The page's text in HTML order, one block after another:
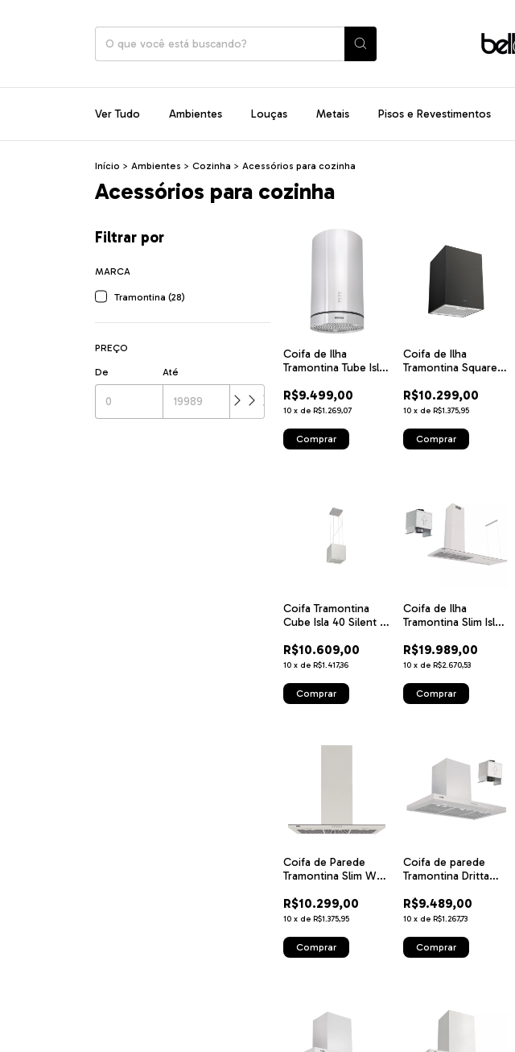
Ver Tudo Ambientes Louças Metais Pisos e Revestimentos
Início > Ambientes > Cozinha > Acessórios para cozinha
Acessórios para cozinha
Filtrar por
MARCA
Tramontina (28)
PREÇO
De Até
Coifa de Ilha
Tramontina Tube Isla
V
R$9.499,00
10 x de R$1.269,07
Coifa de Ilha
Tramontina Square
Inox Black Steel e
tratamento anti
R$10.299,00
10 x de R$1.375,95
Coifa Tramontina
Cube Isla 40 Silent T
Inox com
Acabamento
R$10.609,00
10 x deR$1.417,36
Coifa de Ilha
Tramontina Slim Isla T
R$19.989,00
10 x de R$2.670,53
Coifa de Parede
Tramontina Slim Wall
com Acabamento
Acetinado 220 V
R$10.299,00
10 x deR$1.375,95
Coifa de parede
Tramontina Dritta
Inox 90 cm 220 V
R$9.489,00
10 x de R$1.267,73